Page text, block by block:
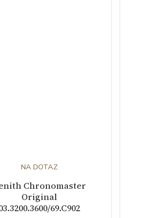
NA DOTAZ
Chronomaster
Original
69.C902